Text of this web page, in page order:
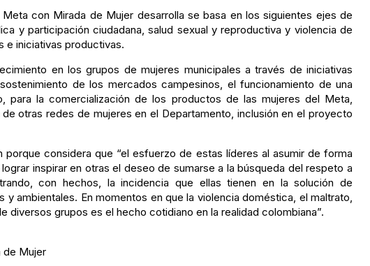
con Mirada de Mujer desarrolla se basa en los siguientes ejes de
y participación ciudadana, salud sexual y reproductiva y violencia de
e iniciativas productivas.
en los grupos de mujeres municipales a través de iniciativas
de los mercados campesinos, el funcionamiento de una
para la comercialización de los productos de las mujeres del Meta,
otras redes de mujeres en el Departamento, inclusión en el proyecto
porque considera que “el esfuerzo de estas líderes al asumir de forma
inspirar en otras el deseo de sumarse a la búsqueda del respeto a
con hechos, la incidencia que ellas tienen en la solución de
ambientales. En momentos en que la violencia doméstica, el maltrato,
diversos grupos es el hecho cotidiano en la realidad colombiana”.
de Mujer